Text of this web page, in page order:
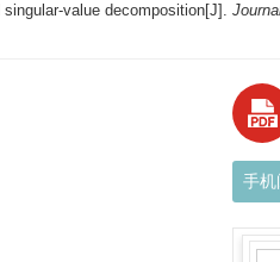
value decomposition[J].
手机